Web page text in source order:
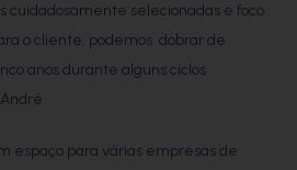
cuidadosamente selecionadas e foco
o cliente, podemos dobrar de
anos durante alguns ciclos
espaço para várias empresas de